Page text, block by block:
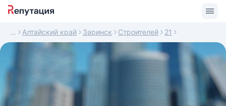
Алтайский край Заринск Строителей 21